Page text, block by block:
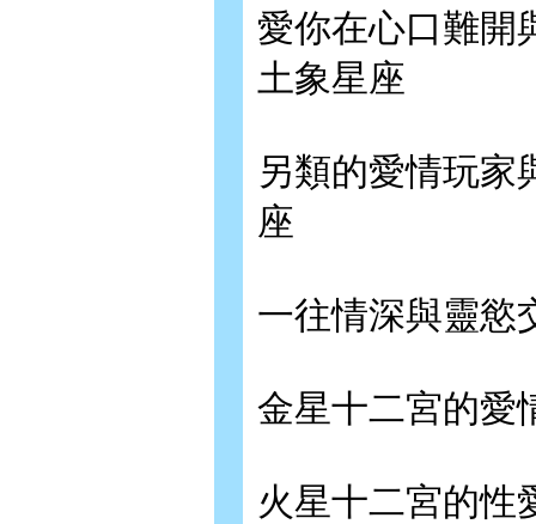
愛你在心口難開
土象星座
另類的愛情玩家
座
一往情深與靈慾
金星十二宮的愛
火星十二宮的性